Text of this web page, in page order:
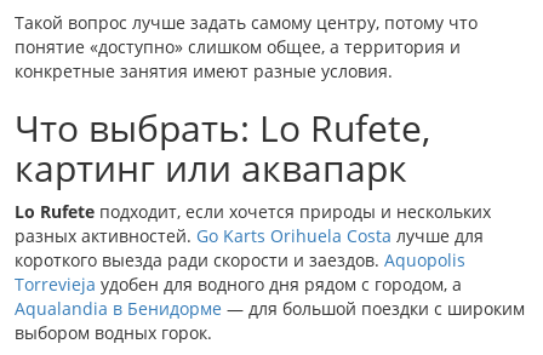
Такой вопрос лучше задать самому центру, потому что
понятие «доступно» слишком общее, а территория и
конкретные занятия имеют разные условия.
Что выбрать: Lo Rufete,
картинг или аквапарк
Lo Rufete подходит, если хочется природы и нескольких
разных активностей. Go Karts Orihuela Costa лучше для
короткого выезда ради скорости и заездов. Aquopolis
Torrevieja удобен для водного дня рядом с городом, а
Aqualandia в Бенидорме — для большой поездки с широким
выбором водных горок.